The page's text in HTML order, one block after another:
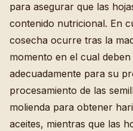
para asegurar que las
contenido nutricional. En
cosecha ocurre tras la
momento en el cual
adecuadamente para su
procesamiento de las
molienda para obtener
aceites, mientras que las